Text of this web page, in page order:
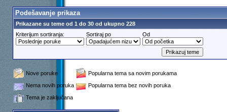
Podešavanje prikaza
Prikazane su teme od 1 do 30 od ukupno 228
Kriterijum sortiranja:
Sortiraj po Od
Nove poruke
Popularna tema sa novim porukama
Nema novih poruka
Popularna tema bez novih poruka
Tema je zaključana